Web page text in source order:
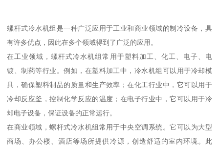
螺杆式冷水机组是一种广泛应用于工业和商业领域的制冷设备，具
有许多优点，因此在多个领域得到了广泛的应用。
在工业领域，螺杆式冷水机组常用于塑料加工、化工、电子、电
镀、制药等行业。例如，在塑料加工中，冷水机组可以用于冷却模
具，确保塑料制品的质量和生产效率；在化工行业中，它可以用于
冷却反应釜，控制化学反应的温度；在电子行业中，它可以用于冷
却电子设备，保证设备的正常运行。
在商业领域，螺杆式冷水机组常用于中央空调系统。它可以为大型
商场、办公楼、酒店等场所提供冷源，创造舒适的室内环境。此